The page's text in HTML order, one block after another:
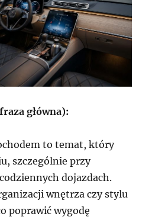
główna):
to temat, który
szczególnie przy
dojazdach.
wnętrza czy stylu
poprawić wygodę